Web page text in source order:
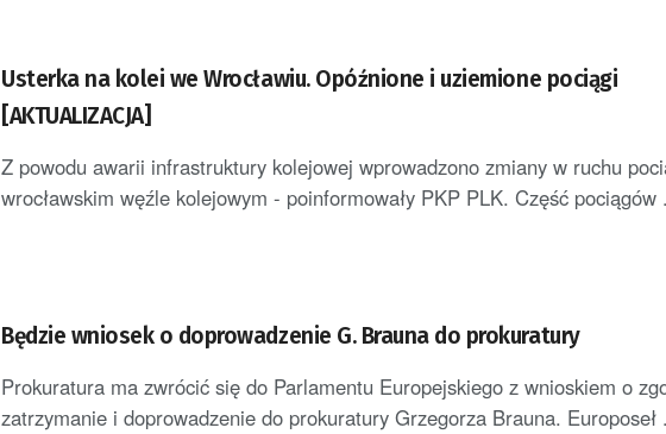
Usterka na kolei we Wrocławiu. Opóźnione i uziemione pociągi
[AKTUALIZACJA]
Z powodu awarii infrastruktury kolejowej wprowadzono zmiany w ruchu
wrocławskim węźle kolejowym - poinformowały PKP PLK. Część pociągów
Będzie wniosek o doprowadzenie G. Brauna do prokuratury
Prokuratura ma zwrócić się do Parlamentu Europejskiego z wnioskiem o
zatrzymanie i doprowadzenie do prokuratury Grzegorza Brauna. Europoseł